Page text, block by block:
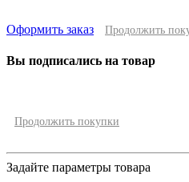
Оформить заказ Продолжить
Вы подписались на товар
Продолжить покупки
Задайте параметры товара